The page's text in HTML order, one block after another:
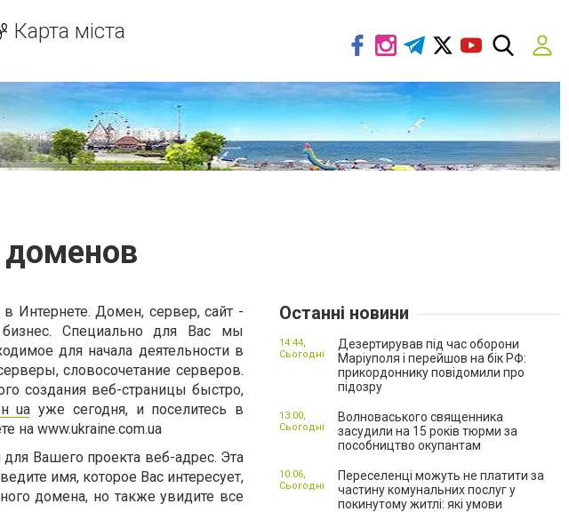
Карта міста
доменов
Интернете. Домен, сервер, сайт -
Специально для Вас мы
для начала деятельности в
словосочетание серверов.
создания веб-страницы быстро,
ua уже сегодня, и поселитесь в
на www.ukraine.com.ua
Вашего проекта веб-адрес. Эта
имя, которое Вас интересует,
домена, но также увидите все
Останні новини
Дезертирував під час оборони
Маріуполя і перейшов на бік РФ:
прикордоннику повідомили про
підозру
14:44,
Сьогодні
Волноваського священника
засудили на 15 років тюрми за
пособництво окупантам
13:00,
Сьогодні
Переселенці можуть не платити за
частину комунальних послуг у
покинутому житлі: які умови
10:06,
Сьогодні